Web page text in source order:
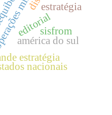
editorial
estratégia
estratégia
américa do sul
sisfrom
nacionais